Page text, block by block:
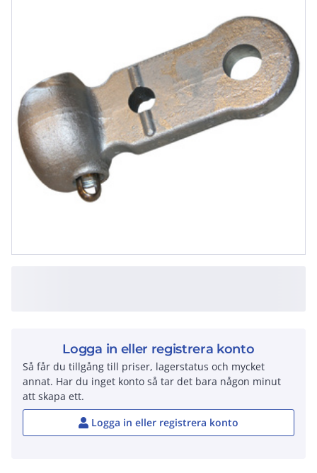
Logga in eller registrera konto
Så får du tillgång till priser, lagerstatus och mycket
annat. Har du inget konto så tar det bara någon minut
att skapa ett.
Logga in eller registrera konto